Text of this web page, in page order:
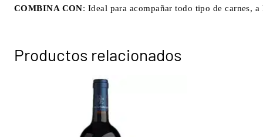
COMBINA CON: Ideal para acompañar todo tipo de carnes,
Productos relacionados